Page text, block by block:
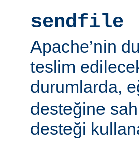
sendfile
Apache’nin
teslim
durumlarda,
desteğine
desteği